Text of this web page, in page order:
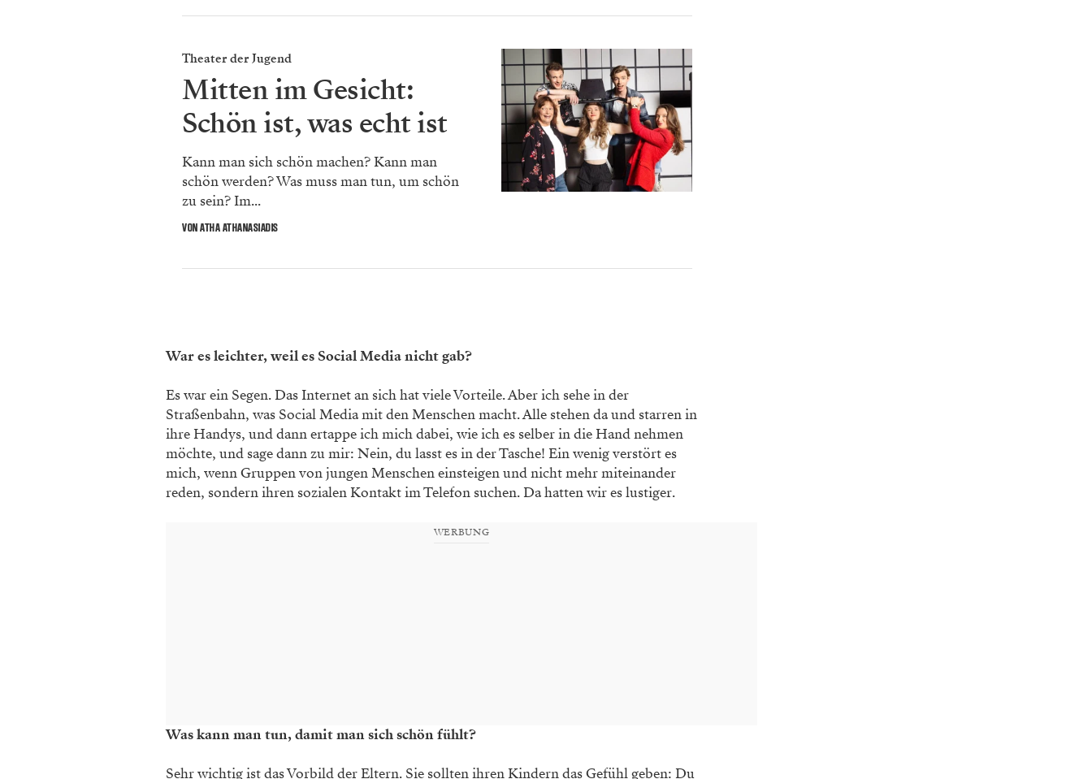
Theater der Jugend
Mitten im Gesicht:
Schön ist, was echt ist
Kann man sich schön machen? Kann man
schön werden? Was muss man tun, um schön
zu sein? Im...
VON ATHA ATHANASIADIS
War es leichter, weil es Social Media nicht gab?
Es war ein Segen. Das Internet an sich hat viele Vorteile. Aber ich sehe in der
Straßenbahn, was Social Media mit den Menschen macht. Alle stehen da und starren in
ihre Handys, und dann ertappe ich mich dabei, wie ich es selber in die Hand nehmen
möchte, und sage dann zu mir: Nein, du lasst es in der Tasche! Ein wenig verstört es
mich, wenn Gruppen von jungen Menschen einsteigen und nicht mehr miteinander
reden, sondern ihren sozialen Kontakt im Telefon suchen. Da hatten wir es lustiger.
WERBUNG
Was kann man tun, damit man sich schön fühlt?
Sehr wichtig ist das Vorbild der Eltern. Sie sollten ihren Kindern das Gefühl geben: Du